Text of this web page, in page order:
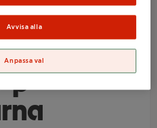
Maxi 9-
p
Avvisa alla
Anpassa val